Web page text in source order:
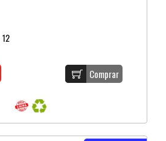
12
Comprar